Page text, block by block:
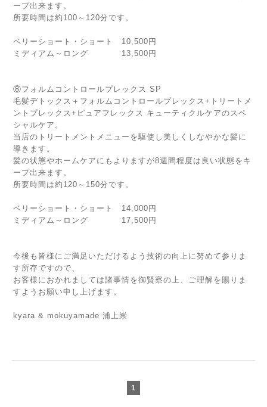
ープ出来ます。
所要時間は約100～120分です。
ベリーショート・ショート 10,500円
ミディアム～ロング 13,500円
⑧フォルムコントロールプレックス SP
毛髪デトックス＋フォルムコントロールプレックス+トリートメ
ントプレックス+ピュアフレックス キューティクルケアのスペ
シャルケア。
当店のトリートメントメニューを駆使し美しくしなやかな髪に
導きます。
髪の状態やホームケアにもよりますが8週間程度は良い状態をキ
ープ出来ます。
所要時間は約120～150分です。
ベリーショート・ショート 14,000円
ミディアム～ロング 17,500円
今後も皆様にご満足いただけるよう技術の向上に努めて参りま
す所存ですので、
お客様におかれましては諸事情を御賢察の上、ご理解を賜りま
すようお願い申し上げます。
kyara & mokuyamade 浦上崇
1